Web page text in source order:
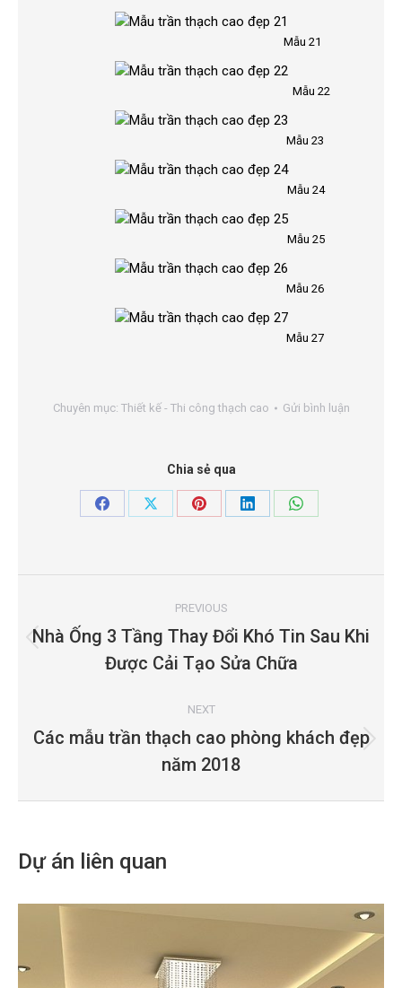
Mẫu 21
Mẫu 22
Mẫu 23
Mẫu 24
Mẫu 25
Mẫu 26
Mẫu 27
Chuyên mục: Thiết kế - Thi công thạch cao Gửi bình luận
Chia sẻ qua
Share
Share
Share
Share
Share
PREVIOUS
Previous
project:
Nhà Ống 3 Tầng Thay Đổi Khó Tin Sau Khi
Được Cải Tạo Sửa Chữa
NEXT
Next
project:
Các mẫu trần thạch cao phòng khách đẹp
năm 2018
Dự án liên quan